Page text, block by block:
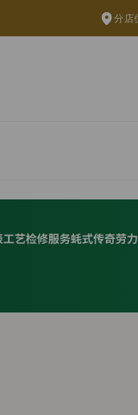
分店
工艺检修服务蚝式传奇劳